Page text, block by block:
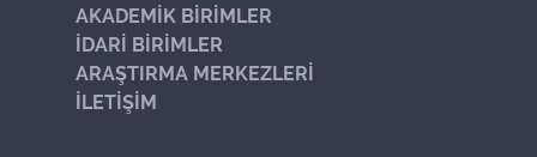
AKADEMİK BİRİMLER
İDARİ BİRİMLER
ARAŞTIRMA MERKEZLERİ
İLETİŞİM